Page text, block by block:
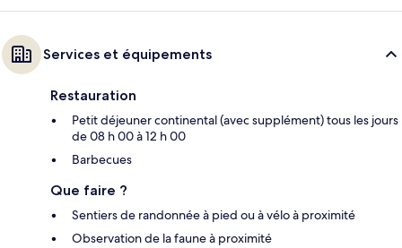
Services et équipements
Restauration
Petit déjeuner continental (avec supplément) tous les jours
de 08 h 00 à 12 h 00
Barbecues
Que faire ?
Sentiers de randonnée à pied ou à vélo à proximité
Observation de la faune à proximité